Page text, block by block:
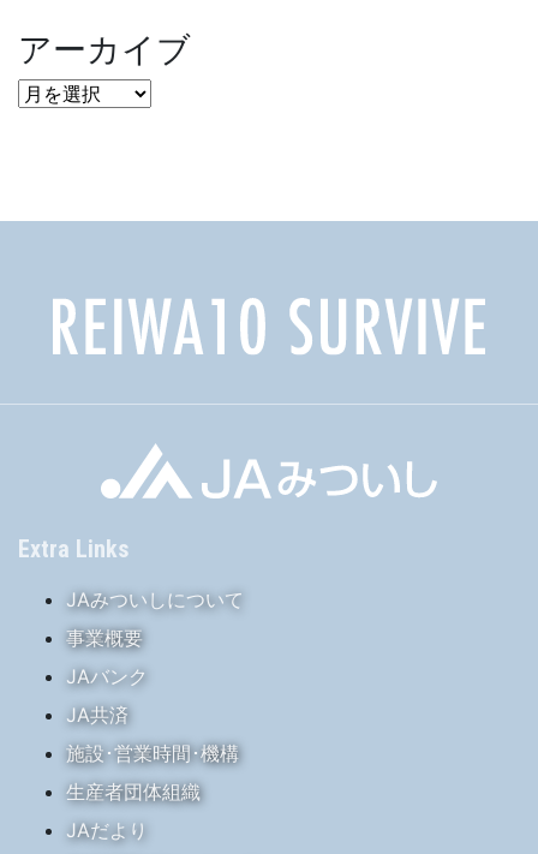
アーカイブ
ア
Extra Links
JAみついしについて
事業概要
JAバンク
JA共済
施設･営業時間･機構
生産者団体組織
JAだより